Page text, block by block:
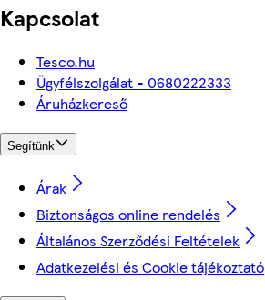
Kapcsolat
Tesco.hu
Ügyfélszolgálat - 0680222333
Áruházkereső
Segítünk
Árak
Biztonságos online rendelés
Általános Szerződési Feltételek
Adatkezelési és Cookie tájékoztató